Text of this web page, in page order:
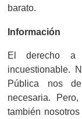
barato.
Información
El derecho a
incuestionable.
Pública nos
necesaria.
también